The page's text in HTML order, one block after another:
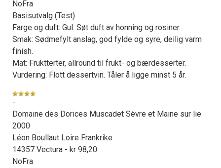
NoFra
Basisutvalg (Test)
Farge og duft: Gul. Søt duft av honning og rosiner.
Smak: Sødmefylt anslag, god fylde og syre, deilig varm
finish.
Mat: Fruktterter, allround til frukt- og bærdesserter.
Vurdering: Flott dessertvin. Tåler å ligge minst 5 år.
-
Domaine des Dorices Muscadet Sèvre et Maine sur lie
2000
Léon Boullaut Loire Frankrike
14357 Vectura - kr 98,20
NoFra